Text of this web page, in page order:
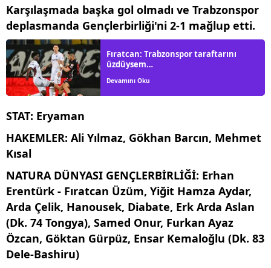
Karşılaşmada başka gol olmadı ve Trabzonspor
deplasmanda Gençlerbirliği'ni 2-1 mağlup etti.
Fıratcan: Trabzonspor taraftarını
üzdüysem…
Devamını Oku
STAT: Eryaman
HAKEMLER: Ali Yılmaz, Gökhan Barcın, Mehmet
Kısal
NATURA DÜNYASI GENÇLERBİRLİĞİ: Erhan
Erentürk - Fıratcan Üzüm, Yiğit Hamza Aydar,
Arda Çelik, Hanousek, Diabate, Erk Arda Aslan
(Dk. 74 Tongya), Samed Onur, Furkan Ayaz
Özcan, Göktan Gürpüz, Ensar Kemaloğlu (Dk. 83
Dele-Bashiru)